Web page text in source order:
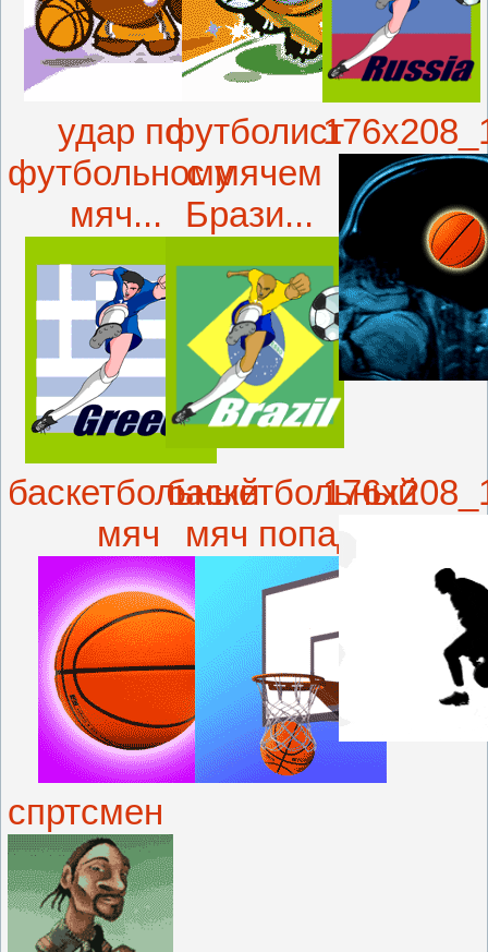
удар по
футбольному
мяч...
футболист
с мячем
Брази...
баскетбольный
мяч
баскетбольный
мяч попад...
спртсмен